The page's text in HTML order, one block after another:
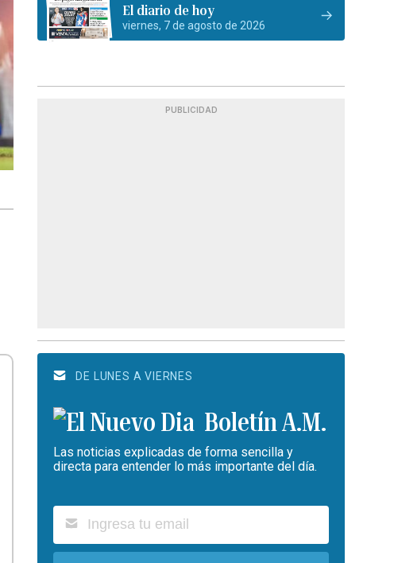
El diario de hoy
viernes, 7 de agosto de 2026
PUBLICIDAD
DE LUNES A VIERNES
Boletín A.M.
Las noticias explicadas de forma sencilla y
directa para entender lo más importante del día.